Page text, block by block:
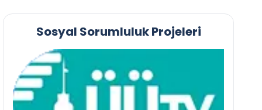
Sosyal Sorumluluk Projeleri